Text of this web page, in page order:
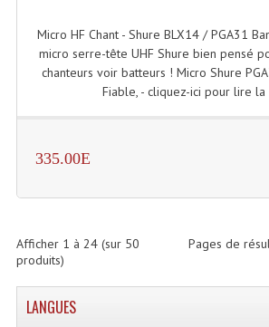
Micro HF Chant - Shure BLX14 / PGA31
micro serre-tête UHF Shure bien pensé
chanteurs voir batteurs ! Micro Shure
Fiable, - cliquez-ici pour lire la
335.00E
Pages de
Afficher 1 à 24(sur 50
produits)
LANGUES